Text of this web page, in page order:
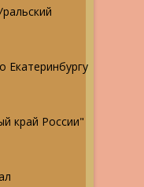
Екатеринбургу
край России"